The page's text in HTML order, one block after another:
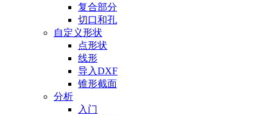
复合部分
切口和孔
自定义形状
点形状
线形
导入DXF
锥形截面
分析
入门